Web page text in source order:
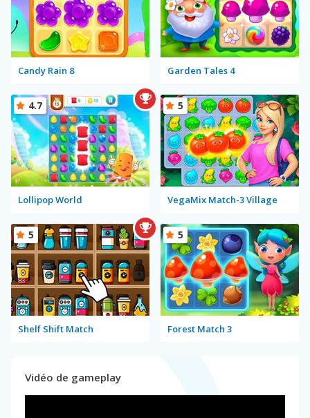
Candy Rain 8 Garden Tales 4
Lollipop World
4.7
VegaMix Match-3 Village
5
Shelf Shift Match
5
Forest Match 3
5
Vidéo de gameplay